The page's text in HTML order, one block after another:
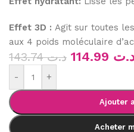
Effet 3D : Agit sur toutes
aux 4 poids moléculaire
د.ت143.74
- +
Ajouter
Acheter